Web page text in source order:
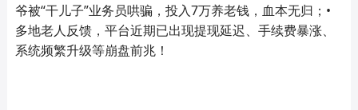
爷被“干儿子”业务员哄骗，投入7万养老钱，血本无归；•
多地老人反馈，平台近期已出现提现延迟、手续费暴涨、
系统频繁升级等崩盘前兆！